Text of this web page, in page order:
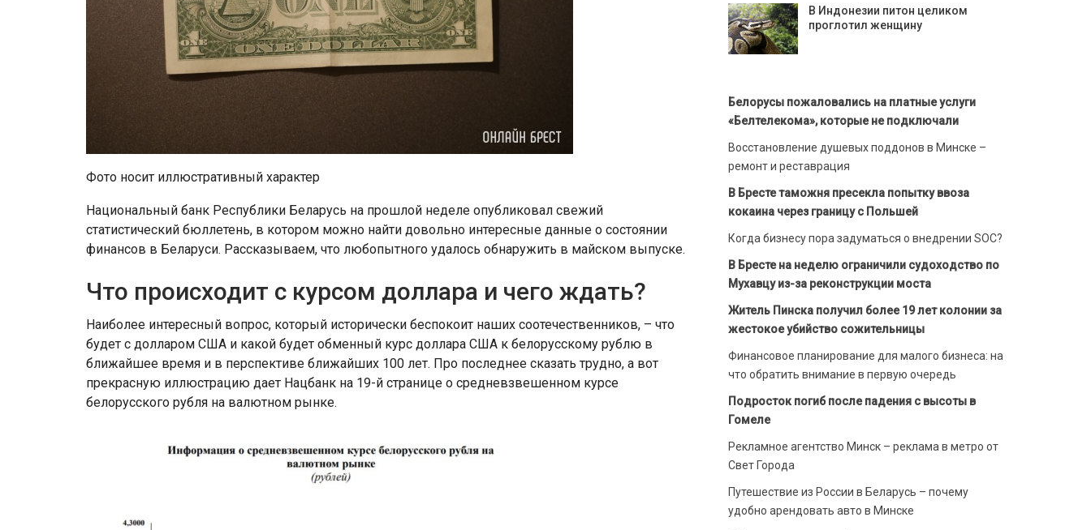
Фото носит иллюстративный характер
Национальный банк Республики Беларусь на прошлой неделе опубликовал свежий
статистический бюллетень, в котором можно найти довольно интересные данные о состоянии
финансов в Беларуси. Рассказываем, что любопытного удалось обнаружить в майском выпуске.
Что происходит с курсом доллара и чего ждать?
Наиболее интересный вопрос, который исторически беспокоит наших соотечественников, – что
будет с долларом США и какой будет обменный курс доллара США к белорусскому рублю в
ближайшее время и в перспективе ближайших 100 лет. Про последнее сказать трудно, а вот
прекрасную иллюстрацию дает Нацбанк на 19-й странице о средневзвешенном курсе
белорусского рубля на валютном рынке.
В Индонезии питон целиком
проглотил женщину
Белорусы пожаловались на платные услуги
«Белтелекома», которые не подключали
Восстановление душевых поддонов в Минске –
ремонт и реставрация
В Бресте таможня пресекла попытку ввоза
кокаина через границу с Польшей
Когда бизнесу пора задуматься о внедрении SOC?
В Бресте на неделю ограничили судоходство по
Мухавцу из-за реконструкции моста
Житель Пинска получил более 19 лет колонии за
жестокое убийство сожительницы
Финансовое планирование для малого бизнеса: на
что обратить внимание в первую очередь
Подросток погиб после падения с высоты в
Гомеле
Рекламное агентство Минск – реклама в метро от
Свет Города
Путешествие из России в Беларусь – почему
удобно арендовать авто в Минске